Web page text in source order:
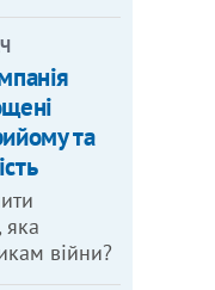
та
яка
війни?